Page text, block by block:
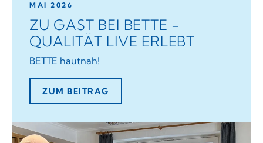
MAI 2026
ZU GAST BEI BETTE -
QUALITÄT LIVE ERLEBT
BETTE hautnah!
ZUM BEITRAG